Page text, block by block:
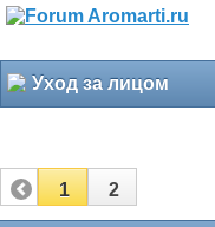
Уход за лицом
1 2